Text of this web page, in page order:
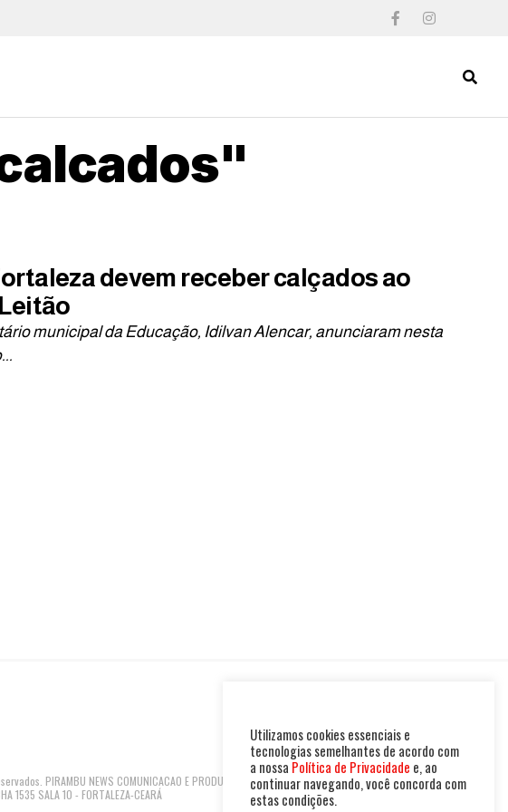
devem receber calçados ao
municipal da Educação, Idilvan Alencar, anunciaram nesta
PIRAMBU NEWS COMUNICACAO E PRODUTOS LTDA | CNPJ:
1535 SALA 10 - FORTALEZA-CEARÁ
Utilizamos cookies essenciais e
tecnologias semelhantes de acordo com
a nossa Política de Privacidade e, ao
continuar navegando, você concorda com
estas condições.